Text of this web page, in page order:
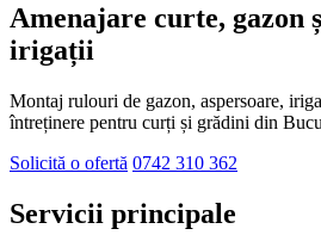
Amenajare curte, gazon
irigații
Montaj rulouri de gazon, aspersoare,
întreținere pentru curți și grădini din
Solicită o ofertă 0742 310 362
Servicii principale